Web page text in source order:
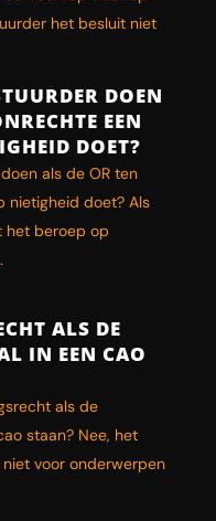
het besluit niet
DOEN
EEN
DOET?
als de OR ten
nietigheid doet? Als
het beroep op
ALS DE
IN EEN CAO
als de
staan? Nee, het
voor onderwerpen